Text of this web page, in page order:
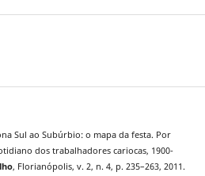
Sul ao Subúrbio: o mapa da festa. Por
dos trabalhadores cariocas, 1900-
, Florianópolis, v. 2, n. 4, p. 235–263, 2011.